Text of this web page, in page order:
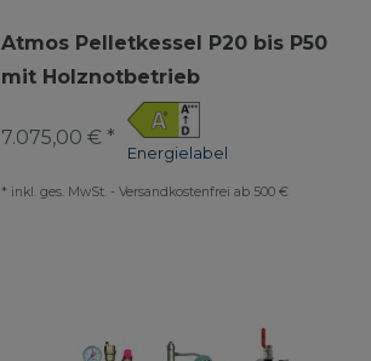
Atmos Pelletkessel P20 bis P50
mit Holznotbetrieb
Energielabel
7.075,00 € *
* inkl. ges. MwSt.- Versandkostenfrei ab 500 €